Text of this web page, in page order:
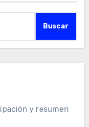
Buscar
y resumen